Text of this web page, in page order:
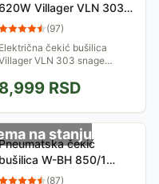
Villager VLN 303
008035 (97)
Električna čekić bušilica
VLN 303 snage
4.1J. Priključuje se direktno
na standardnu naponsku
220/230V. Broj...
8,999 RSD
na stanju
čekić
bušilica W-BH 850/1
71190000
(87)